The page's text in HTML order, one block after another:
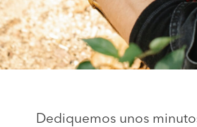
Dediquemos unos